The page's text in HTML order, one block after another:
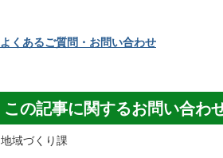
よくあるご質問・お問い合わせ
この記事に関するお問い合わ
地域づくり課